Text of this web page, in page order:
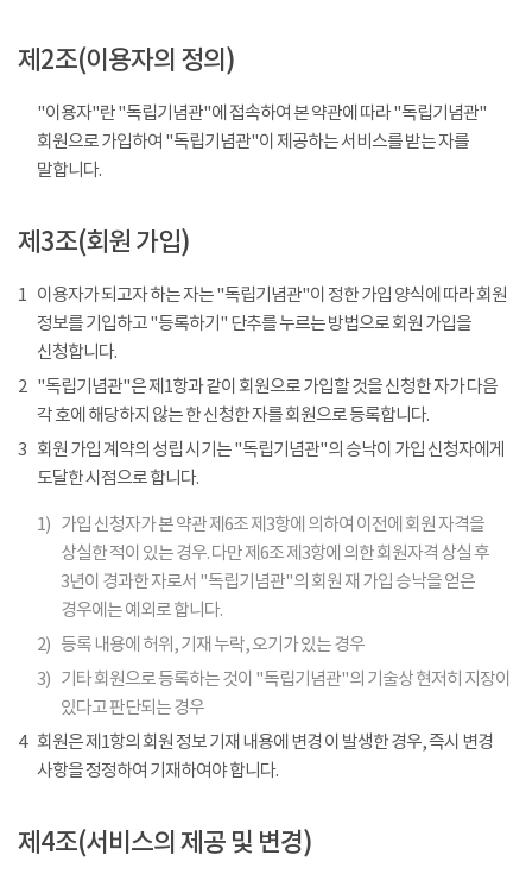
제2조(이용자의 정의)
"이용자"란 "독립기념관"에 접속하여 본 약관에 따라 "독립기념관"
회원으로 가입하여 "독립기념관"이 제공하는 서비스를 받는 자를
말합니다.
제3조(회원 가입)
1 이용자가 되고자 하는 자는 "독립기념관"이 정한 가입 양식에 따라 회원
정보를 기입하고 "등록하기" 단추를 누르는 방법으로 회원 가입을
신청합니다.
2 "독립기념관"은 제1항과 같이 회원으로 가입할 것을 신청한 자가 다음
각 호에 해당하지 않는 한 신청한 자를 회원으로 등록합니다.
3 회원 가입 계약의 성립 시기는 "독립기념관"의 승낙이 가입 신청자에게
도달한 시점으로 합니다.
1) 가입 신청자가 본 약관 제6조 제3항에 의하여 이전에 회원 자격을
상실한 적이 있는 경우. 다만 제6조 제3항에 의한 회원자격 상실 후
3년이 경과한 자로서 "독립기념관"의 회원 재 가입 승낙을 얻은
경우에는 예외로 합니다.
2) 등록 내용에 허위, 기재 누락, 오기가 있는 경우
3) 기타 회원으로 등록하는 것이 "독립기념관"의 기술상 현저히 지장이
있다고 판단되는 경우
4
회원은 제1항의 회원 정보 기재 내용에 변경 이 발생한 경우, 즉시 변경
사항을 정정하여 기재하여야 합니다.
제4조(서비스의 제공 및 변경)